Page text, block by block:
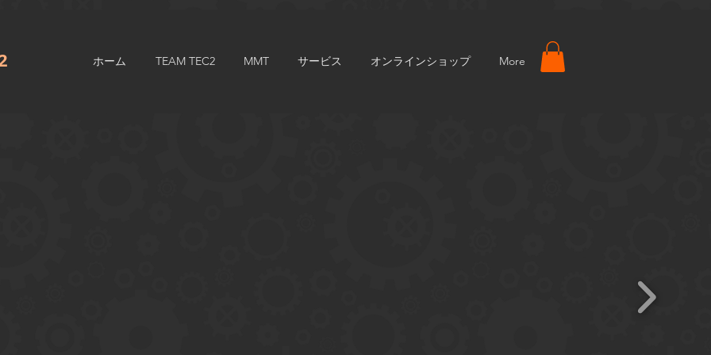
ホーム TEAM TEC2 MMT サービス オンラインショップ More